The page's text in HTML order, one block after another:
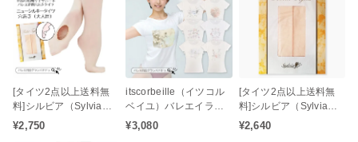
クアチタン配合の心身
をリラックス状態へと
サポート♪
[タイツ2点以上送料無
料]シルビア（Sylvia）
ニューシルキータイツ
¥2,750
itscorbeille（イツコル
ベイユ）バレエイラス
トTシャツ（トップス
¥3,080
[タイツ2点以上送料無
料]シルビア（Sylvia）
ニューシルキータイツ
¥2,640